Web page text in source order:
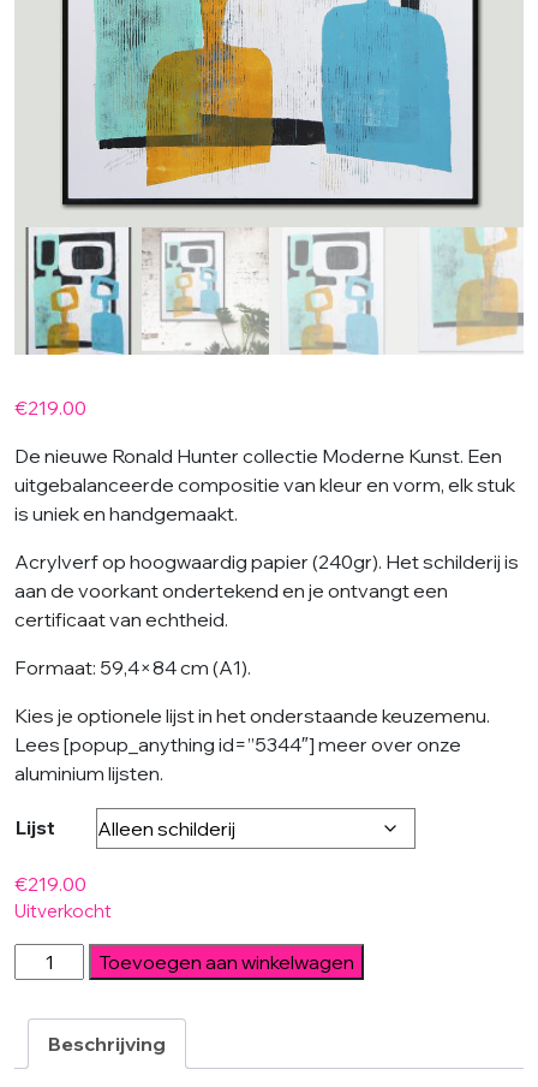
€219.00
De nieuwe Ronald Hunter collectie Moderne Kunst. Een
uitgebalanceerde compositie van kleur en vorm, elk stuk
is uniek en handgemaakt.
Acrylverf op hoogwaardig papier (240gr). Het schilderij is
aan de voorkant ondertekend en je ontvangt een
certificaat van echtheid.
Formaat: 59,4×84 cm (A1).
Kies je optionele lijst in het onderstaande keuzemenu.
Lees [popup_anything id=”5344″] meer over onze
aluminium lijsten.
Lijst
€219.00
Uitverkocht
Family
Portrait
Blue
Large
Toevoegen aan winkelwagen
Beschrijving